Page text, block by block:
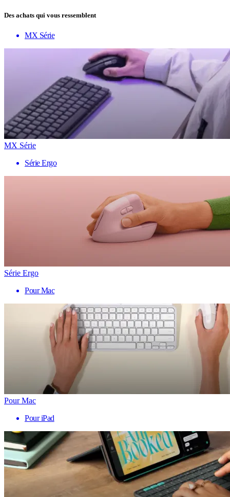
Des achats qui vous ressemblent
MX Série
MX Série
Série Ergo
Série Ergo
Pour Mac
Pour Mac
Pour iPad